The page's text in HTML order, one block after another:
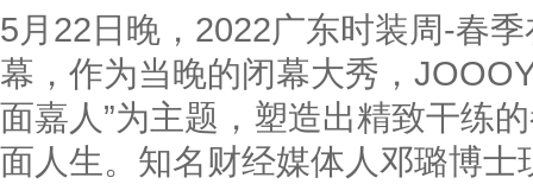
5月22日晚，2022广东时装周-春
幕，作为当晚的闭幕大秀，
面嘉人”为主题，塑造出精致干练
面人生。知名财经媒体人邓璐博